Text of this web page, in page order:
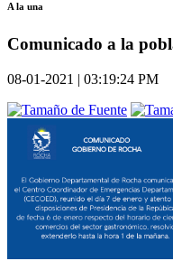
A la una
Comunicado a la
08-01-2021 | 03:19:24 PM